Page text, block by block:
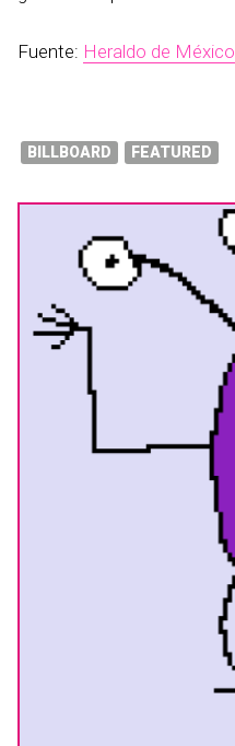
Fuente: Heraldo de México
BILLBOARD FEATURED